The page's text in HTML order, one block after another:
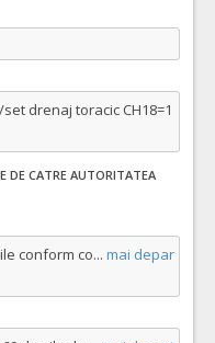
drenaj toracic CH18=1
DE CATRE AUTORITATEA
conform co... mai depar